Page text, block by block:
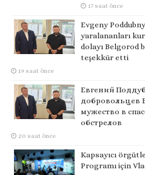
17 saat önce
Evgeny
yaralananları
dolayı Belgorod
teşekkür etti
19 saat önce
Евгений
добровольцев
мужество в
обстрелов
20 saat önce
Kapsayıcı
Programı için